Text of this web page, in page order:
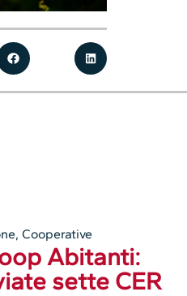
,Cooperative
Abitanti:
sette CER